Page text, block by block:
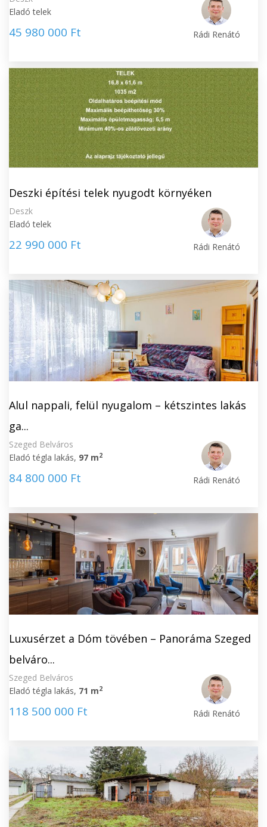
Eladó telek
45 980 000 Ft Rádi Renátó
Deszki építési telek nyugodt környéken
Deszk
Eladó telek
22 990 000 Ft Rádi Renátó
Alul nappali, felül nyugalom – kétszintes lakás
ga...
Szeged Belváros
Eladó tégla lakás, 97 m2
84 800 000 Ft Rádi Renátó
Luxusérzet a Dóm tövében – Panoráma Szeged
belváro...
Szeged Belváros
Eladó tégla lakás, 71 m2
118 500 000 Ft Rádi Renátó